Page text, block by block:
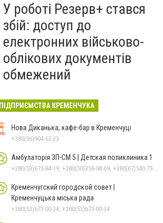
У роботі Резерв+ стався
збій: доступ до
електронних військово-
облікових документів
обмежений
ПІДПРИЄМСТВА КРЕМЕНЧУКА
Нова Диканька, кафе-бар в Кременчуці
+380(96)904-63-23
Амбулаторія ЗП-СМ 5 | Детская поликлиника 1
+380(53)675-84-19, +380(50)356-94-69, +380(67)540-73-87
Кременчугский городской совет |
Кременчуцька міська рада
+380(53)673-00-34, +380(53)673-00-34